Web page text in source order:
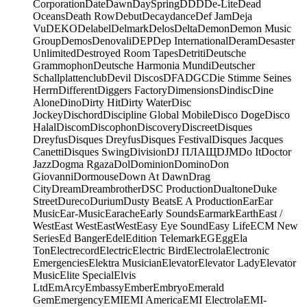
CorporationDateDawnDaySpringDDDDe-LiteDead
OceansDeath RowDebutDecaydanceDef JamDeja
VuDEKODelabelDelmarkDelosDeltaDemonDemon Music
GroupDemosDenovaliDEPDep InternationalDeramDesaster
UnlimitedDestroyed Room TapesDetritiDeutsche
GrammophonDeutsche Harmonia MundiDeutscher
SchallplattenclubDevil DiscosDFADGCDie Stimme Seines
HerrnDifferentDiggers FactoryDimensionsDindiscDine
AloneDinoDirty HitDirty WaterDisc
JockeyDischordDiscipline Global MobileDisco DogeDisco
HalalDiscomDiscophonDiscoveryDiscreetDisques
DreyfusDisques DreyfusDisques FestivalDisques Jacques
CanettiDisques SwingDivisionDJ ПЛАЩDJMDo ItDoctor
JazzDogma RgazaDolDominionDominoDon
GiovanniDormouseDown At DawnDrag
CityDreamDreambrotherDSC ProductionDualtoneDuke
StreetDurecoDuriumDusty BeatsE A ProductionEarEar
MusicEar-MusicEaracheEarly SoundsEarmarkEarthEast /
WestEast WestEastWestEasy Eye SoundEasy LifeECM New
SeriesEd BangerEdelEdition TelemarkEGEggEla
TonElectrecordElectricElectric BirdElectrolaElectronic
EmergenciesElektra MusicianElevatorElevator LadyElevator
MusicElite SpecialElvis
LtdEmArcyEmbassyEmberEmbryoEmerald
GemEmergencyEMIEMI AmericaEMI ElectrolaEMI-